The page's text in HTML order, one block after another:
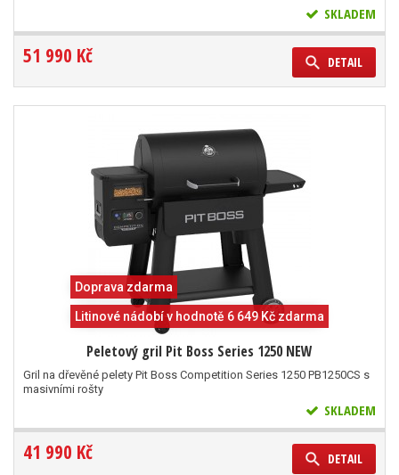
SKLADEM
51 990 Kč DETAIL
Doprava zdarma
Litinové nádobí v hodnotě 6 649 Kč zdarma
Peletový gril Pit Boss Series 1250 NEW
Gril na dřevěné pelety Pit Boss Competition Series 1250 PB1250CS s
masivními rošty
SKLADEM
41 990 Kč DETAIL